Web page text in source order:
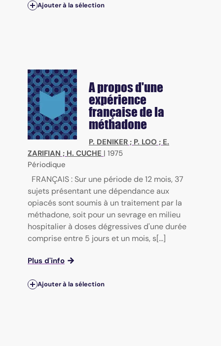
Ajouter à la sélection
A propos d'une
expérience
française de la
méthadone
P. DENIKER ; P. LOO ; E.
ZARIFIAN ; H. CUCHE | 1975
Périodique
FRANÇAIS : Sur une période de 12 mois, 37
sujets présentant une dépendance aux
opiacés sont soumis à un traitement par la
méthadone, soit pour un sevrage en milieu
hospitalier à doses dégressives d'une durée
comprise entre 5 jours et un mois, s[...]
Plus d'info
Ajouter à la sélection